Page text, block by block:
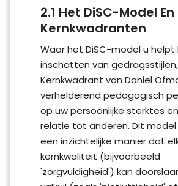
2.1 Het DiSC-Model En
Kernkwadranten
Waar het DiSC-model u helpt
inschatten van
Kernkwadrant van Daniel
verhelderend pedagogisch
op uw persoonlijke sterktes
relatie tot anderen. Dit
een inzichtelijke manier dat
kernkwaliteit (bijvoorbeeld
'zorgvuldigheid') kan